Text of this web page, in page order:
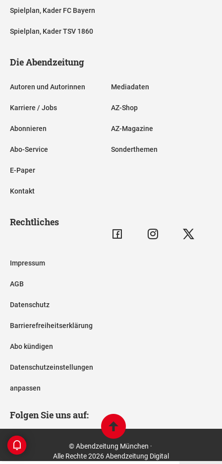
Spielplan, Kader FC Bayern
Spielplan, Kader TSV 1860
Die Abendzeitung
Autoren und Autorinnen
Karriere / Jobs
Abonnieren
Abo-Service
E-Paper
Kontakt
Mediadaten
AZ-Shop
AZ-Magazine
Sonderthemen
Rechtliches
Impressum
AGB
Datenschutz
Barrierefreiheitserklärung
Abo kündigen
Datenschutzeinstellungen
anpassen
Folgen Sie uns auf:
© Abendzeitung München ·
Alle Rechte 2026 Abendzeitung Digital